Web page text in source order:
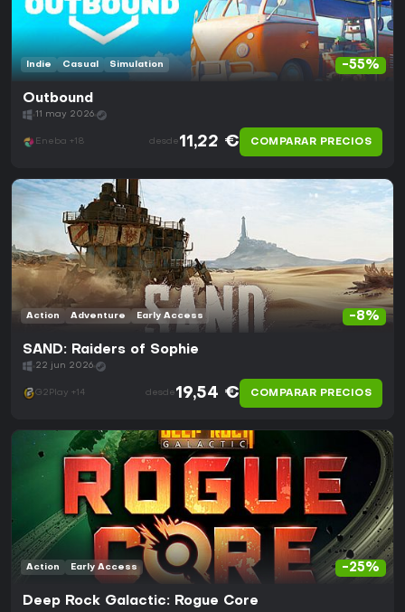
-55%
Indie Casual Simulation
Outbound
11 may 2026
Eneba +18 desde 11,22 € COMPARAR PRECIOS
-8%
Action Adventure Early Access
SAND: Raiders of Sophie
22 jun 2026
G2Play +14 desde 19,54 € COMPARAR PRECIOS
-25%
Action Early Access
Deep Rock Galactic: Rogue Core